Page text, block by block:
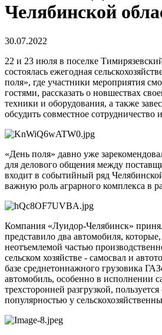
Челябинской
30.07.2022
22 и 23 июля в поселке
состоялась ежегодная
поля», где участники мероприятия
гостями, рассказать о новшествах
техники и оборудования, а также
обсудить совместное сотрудничество
«День поля» давно уже
для делового общения между
входит в событийный ряд
важную роль аграрного комплекса в
Компания «Луидор-Челябинск»
представило два автомобиля,
неотъемлемой частью
сельском хозяйстве - самосвал и
базе среднетоннажного грузовика
автомобиль, особенно в исполнении
трехсторонней разгрузкой,
популярностью у